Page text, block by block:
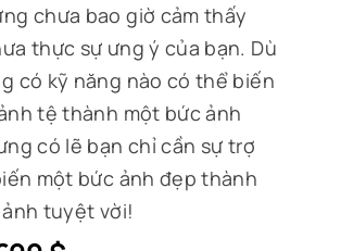
chưa bao giờ cảm thấy
thực sự ưng ý của bạn. Dù
có kỹ năng nào có thể biến
tệ thành một bức ảnh
có lẽ bạn chỉ cần sự trợ
một bức ảnh đẹp thành
tuyệt vời!